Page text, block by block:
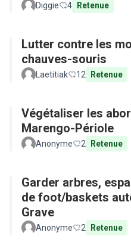
Diggie 4 Retenue
Lutter contre les
chauves-souris
Laetitiak 12 Retenue
Végétaliser les
Marengo-Périole
Anonyme 2 Retenue
Garder arbres,
de foot/baskets
Grave
Anonyme 2 Retenue